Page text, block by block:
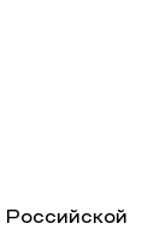
Российской